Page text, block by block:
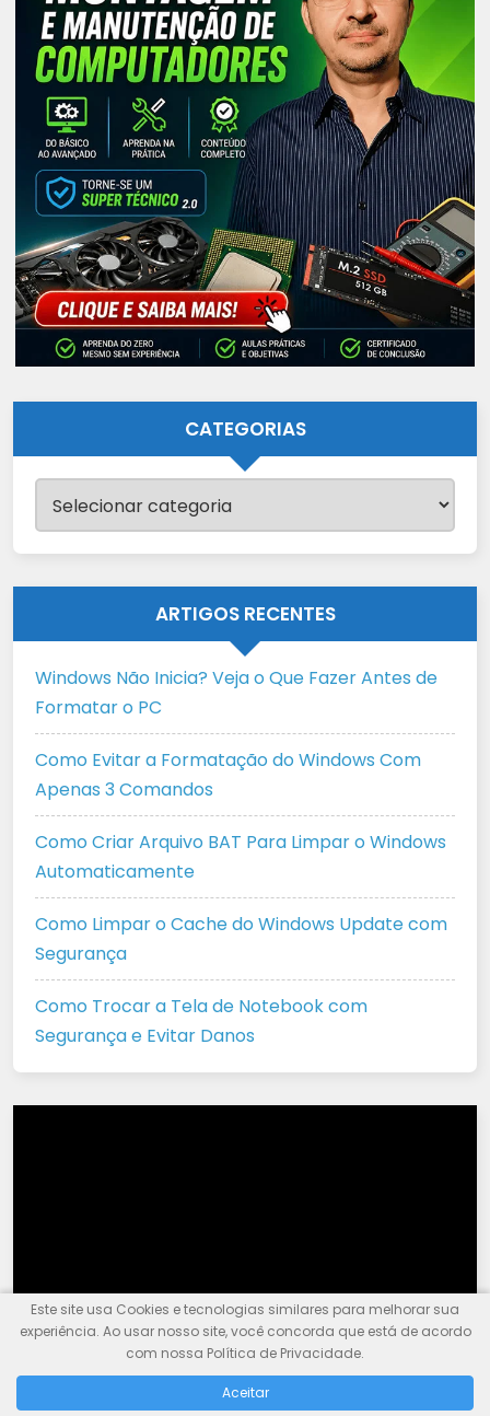
CATEGORIAS
ARTIGOS RECENTES
Windows Não Inicia? Veja o Que Fazer Antes de
Formatar o PC
Como Evitar a Formatação do Windows Com
Apenas 3 Comandos
Como Criar Arquivo BAT Para Limpar o Windows
Automaticamente
Como Limpar o Cache do Windows Update com
Segurança
Como Trocar a Tela de Notebook com
Segurança e Evitar Danos
Este site usa Cookies e tecnologias similares para melhorar sua
experiência. Ao usar nosso site, você concorda que está de acordo
com nossa Política de Privacidade.
Aceitar